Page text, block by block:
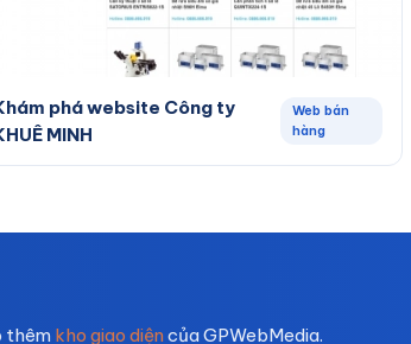
phá website Công ty
MINH
Web bán
hàng
thêm kho giao diệncủa GPWebMedia.